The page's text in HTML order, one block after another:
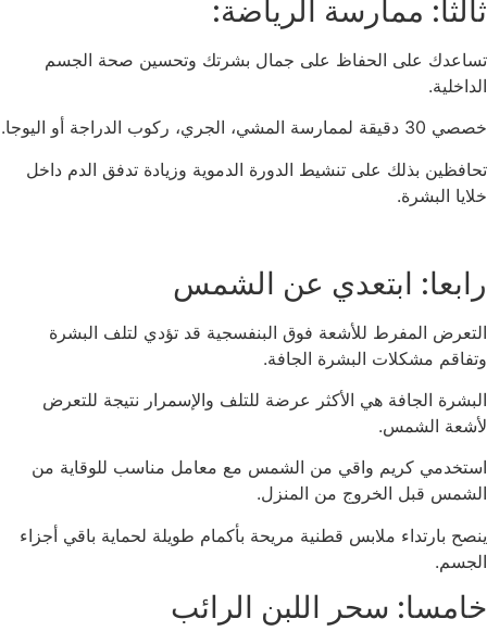
ثالثا: ممارسة الرياضة:
تساعدك على الحفاظ على جمال بشرتك وتحسين صحة الجسم
الداخلية.
خصصي 30 دقيقة لممارسة المشي، الجري، ركوب الدراجة أو اليوجا.
تحافظين بذلك على تنشيط الدورة الدموية وزيادة تدفق الدم داخل
خلايا البشرة.
رابعا: ابتعدي عن الشمس
التعرض المفرط للأشعة فوق البنفسجية قد تؤدي لتلف البشرة
وتفاقم مشكلات البشرة الجافة.
البشرة الجافة هي الأكثر عرضة للتلف والإسمرار نتيجة للتعرض
لأشعة الشمس.
استخدمي كريم واقي من الشمس مع معامل مناسب للوقاية من
الشمس قبل الخروج من المنزل.
ينصح بارتداء ملابس قطنية مريحة بأكمام طويلة لحماية باقي أجزاء
الجسم.
خامسا: سحر اللبن الرائب